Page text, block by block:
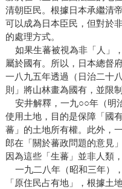
清朝臣民。根據日本承繼清
可以成為日本臣民，但對於
的處理方式。
如果生蕃被視為非「人」
屬於國有。所以，日本總督
一八九五年透過（日治二十
則」將山林畫為國有，並限
安井解釋，一九○○年（明
使用土地，目的是保障「國
蕃」的土地所有權。此外，
郎在「關於蕃政問題的意見
因為這些「生蕃」並非人類
一九二八年（昭和三年）
「原住民占有地」，根據土